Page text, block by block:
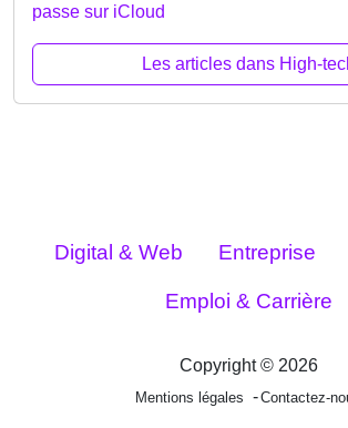
passe sur iCloud
Les articles dans High-
Digital & Web Entreprise
Emploi & Carrière
Copyright © 2026
Mentions légales Contactez-